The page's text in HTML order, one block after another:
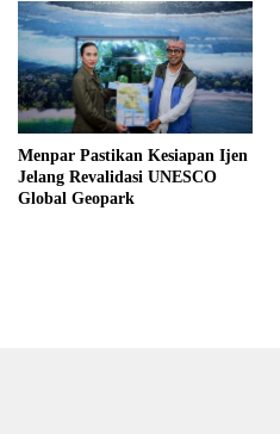
Menpar Pastikan Kesiapan Ijen
Jelang Revalidasi UNESCO
Global Geopark